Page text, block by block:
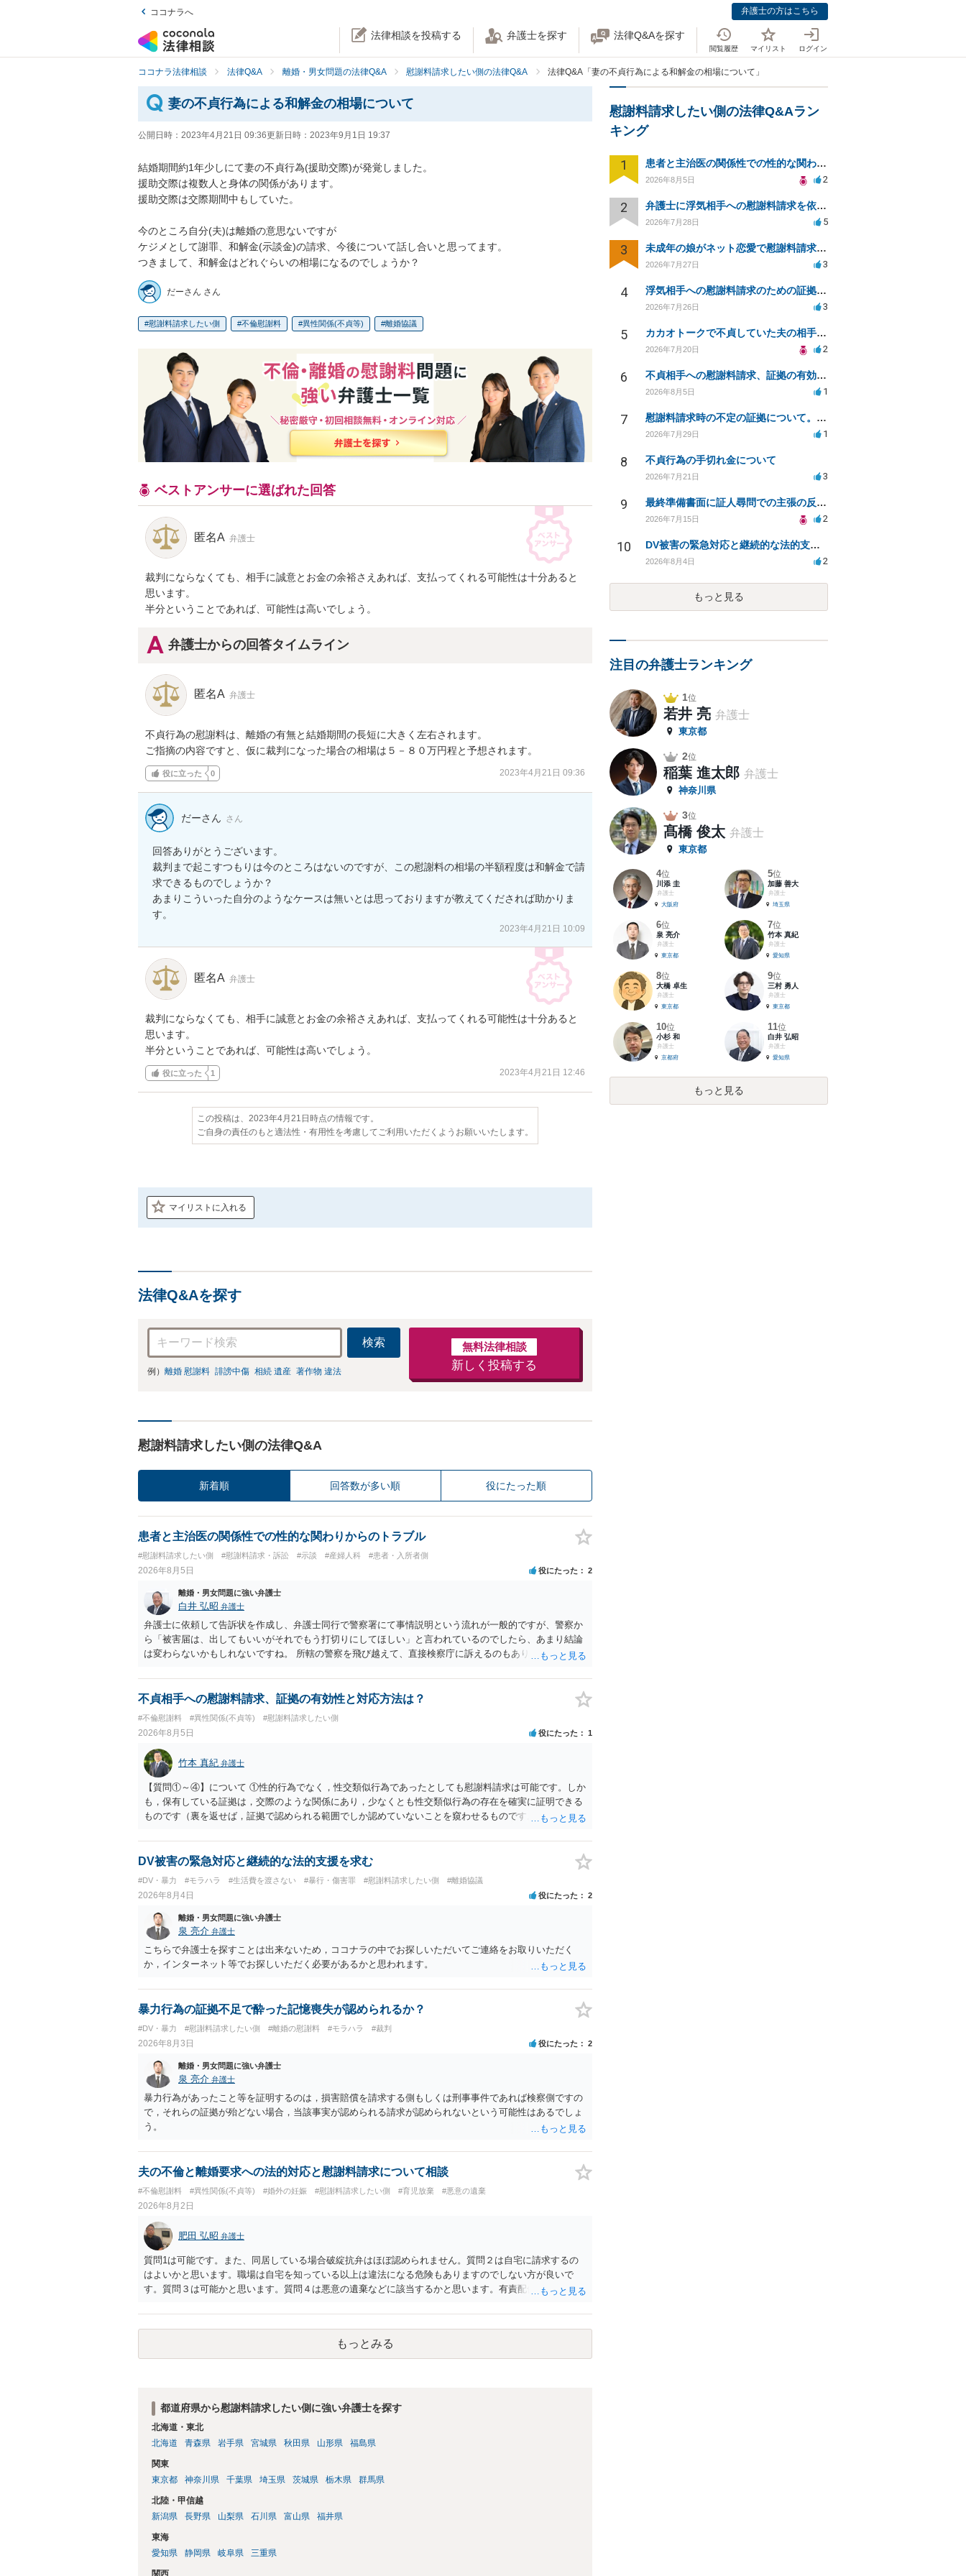
ココナラへ 弁護士の方はこちら
法律相談を投稿する 弁護士を探す 法律Q&Aを探す
閲覧履歴 マイリスト ログイン
ココナラ法律相談 法律Q&A 離婚・男女問題の法律Q&A 慰謝料請求したい側の法律Q&A 法律Q&A「妻の不貞行為による和解金の相場について」
妻の不貞行為による和解金の相場について
公開日時： 2023年4月21日 09:36更新日時： 2023年9月1日 19:37
結婚期間約1年少しにて妻の不貞行為(援助交際)が発覚しました。
援助交際は複数人と身体の関係があります。
援助交際は交際期間中もしていた。
今のところ自分(夫)は離婚の意思ないですが
ケジメとして謝罪、和解金(示談金)の請求、今後について話し合いと思ってます。
つきまして、和解金はどれぐらいの相場になるのでしょうか？
だーさん さん
慰謝料請求したい側 不倫慰謝料 異性関係(不貞等) 離婚協議
ベストアンサーに選ばれた回答
匿名A 弁護士
裁判にならなくても、相手に誠意とお金の余裕さえあれば、支払ってくれる可能性は十分あると
思います。
半分ということであれば、可能性は高いでしょう。
弁護士からの回答タイムライン
匿名A 弁護士
不貞行為の慰謝料は、離婚の有無と結婚期間の長短に大きく左右されます。
ご指摘の内容ですと、仮に裁判になった場合の相場は５－８０万円程と予想されます。
役に立った 0 2023年4月21日 09:36
だーさん さん
回答ありがとうございます。
裁判まで起こすつもりは今のところはないのですが、この慰謝料の相場の半額程度は和解金で請
求できるものでしょうか？
あまりこういった自分のようなケースは無いとは思っておりますが教えてくだされば助かりま
す。
2023年4月21日 10:09
匿名A 弁護士
裁判にならなくても、相手に誠意とお金の余裕さえあれば、支払ってくれる可能性は十分あると
思います。
半分ということであれば、可能性は高いでしょう。
役に立った 1 2023年4月21日 12:46
この投稿は、2023年4月21日時点の情報です。
ご自身の責任のもと適法性・有用性を考慮してご利用いただくようお願いいたします。
マイリストに入れる
法律Q&Aを探す
検索
例） 離婚 慰謝料 誹謗中傷 相続 遺産 著作物 違法
無料法律相談
新しく投稿する
慰謝料請求したい側の法律Q&A
新着順 回答数が多い順 役にたった順
患者と主治医の関係性での性的な関わりからのトラブル
#慰謝料請求したい側 #慰謝料請求・訴訟 #示談 #産婦人科 #患者・入所者側
2026年8月5日 役にたった 2
離婚・男女問題に強い弁護士
白井 弘昭 弁護士
弁護士に依頼して告訴状を作成し、弁護士同行で警察署にて事情説明という流れが一般的ですが、警察か
ら「被害届は、出してもいいがそれでもう打切りにしてほしい」と言われているのでしたら、あまり結論
は変わらないかもしれないですね。 所轄の警察を飛び越えて、直接検察庁に訴えるのもありかもしれない
す。 一度、最寄りの「刑事に強い」とうたっている弁護士に相談してみてはいかがでしょうか。 以上、
ご参考まで。
不貞相手への慰謝料請求、証拠の有効性と対応方法は？
#不倫慰謝料 #異性関係(不貞等) #慰謝料請求したい側
2026年8月5日 役にたった 1
竹本 真紀 弁護士
【質問①～④】について ①性的行為でなく，性交類似行為であったとしても慰謝料請求は可能です。しか
も，保有している証拠は，交際のような関係にあり，少なくとも性交類似行為の存在を確実に証明できる
ものです（裏を返せば，証拠で認められる範囲でしか認めていないことを窺わせるものです。）。ですか
して，この点を考慮されることになるかもしれません。 ②夫との今後のことを考えて書いてもらうか否か
を検討するのがよいと思います。今ある証拠以上のことを証明（証明力を強めることも含む）できるので
とが前提であり，その価値と夫との関係との均衡のように思います。 ③行政書士に委任をしているのであ
れば，どのような内容の委任なのか不明ですが，その行政書士との協議になると思います。請求するか，
訴訟にするか，その点の見極めや，相手方は性交類似行為は認めているのか，それさえも否定しているの
かによって，考え方・進め方は変わってくると思います。 ④性交類似行為を認めているにもかかわらず支
払を拒否するのであれば，本人（行政書士でも同じだと思います。）への対応ではあまり変わらないよう
に思います。減額で折り合えるなら本人様の交渉でもよいように思いますが，ゼロかどうかの観点であれ
ば，訴訟に進むしかなくなるようにも思います。そうしますと，お近くの弁護士に相談して進めることを
検討した方がよいようにも思います。
DV被害の緊急対応と継続的な法的支援を求む
#DV・暴力 #モラハラ #生活費を渡さない #暴行・傷害罪 #慰謝料請求したい側 #離婚協議
2026年8月4日 役にたった 2
離婚・男女問題に強い弁護士
泉 亮介 弁護士
こちらで弁護士を探すことは出来ないため，ココナラの中でお探しいただいてご連絡をお取りいただく
か，インターネット等でお探しいただく必要があるかと思われます。
暴力行為の証拠不足で酔った記憶喪失が認められるか？
#DV・暴力 #慰謝料請求したい側 #離婚の慰謝料 #モラハラ #裁判
2026年8月3日 役にたった 2
離婚・男女問題に強い弁護士
泉 亮介 弁護士
暴力行為があったこと等を証明するのは，損害賠償を請求する側もしくは刑事事件であれば検察側ですの
で，それらの証拠が殆どない場合，当該事実が認められる請求が認められないという可能性はあるでしょ
う。
夫の不倫と離婚要求への法的対応と慰謝料請求について相談
#不倫慰謝料 #異性関係(不貞等) #婚外の妊娠 #慰謝料請求したい側 #育児放棄 #悪意の遺棄
2026年8月2日
肥田 弘昭 弁護士
質問1は可能です。また、同居している場合破綻抗弁はほぼ認められません。質問２は自宅に請求するの
はよいかと思います。職場は自宅を知っている以上は違法になる危険もありますのでしない方が良いで
す。質問３は可能かと思います。質問４は悪意の遺棄などに該当するかと思います。有責配偶者ですので
い、相続権が発生します。合意があれば法的に可能ですが法律で強制することはできません。質問６は可
能です。質問７は不貞行為の写真データ（ハメ撮り）、第三者撮影の腕組み写真、夫の自白録音まである
のであれば十分かと思います。ご参考にしてください。
もっとみる
都道府県から慰謝料請求したい側に強い弁護士を探す
北海道・東北
北海道
青森県 岩手県 宮城県 秋田県 山形県 福島県
関東
東京都
神奈川県 千葉県 埼玉県 茨城県 栃木県 群馬県
北陸・甲信越
新潟県
長野県 山梨県 石川県 富山県 福井県
東海
愛知県
静岡県 岐阜県 三重県
関西
慰謝料請求したい側の法律Q&Aラン
キング
1 患者と主治医の関係性での性的な関わりからのトラブル
2026年8月5日 2
2 弁護士に浮気相手への慰謝料請求を依頼する費用相場は？
2026年7月28日 5
3 未成年の娘がネット恋愛で慰謝料請求を受けた場合の対処法は？
2026年7月27日 3
4 浮気相手への慰謝料請求のための証拠集めと探偵選び
2026年7月26日 3
5 カカオトークで不貞していた夫の相手を特定したい
2026年7月20日 2
6 不貞相手への慰謝料請求、証拠の有効性と対応方法は？
2026年8月5日 1
7 慰謝料請求時の不定の証拠について。効力があるのか知りたい。
2026年7月29日 1
8 不貞行為の手切れ金について
2026年7月21日 3
9 最終準備書面に証人尋問での主張の反論を加えて良いか
2026年7月15日 2
10 DV被害の緊急対応と継続的な法的支援を求む
2026年8月4日 2
もっと見る
注目の弁護士ランキング
1位
若井 亮 弁護士
東京都
2位
稲葉 進太郎 弁護士
神奈川県
3位
髙橋 俊太 弁護士
東京都
4位
川添 圭
弁護士
大阪府
5位
加藤 善大
弁護士
埼玉県
6位
泉 亮介
弁護士
東京都
7位
竹本 真紀
弁護士
愛知県
8位
大橋 卓生
弁護士
東京都
9位
三村 勇人
弁護士
東京都
10位
小杉 和
弁護士
京都府
11位
白井 弘昭
弁護士
愛知県
もっと見る